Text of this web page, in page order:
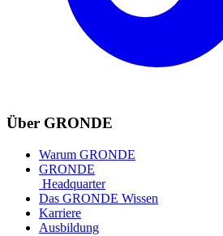
Über GRONDE
Warum GRONDE
GRONDE
Headquarter
Das GRONDE Wissen
Karriere
Ausbildung